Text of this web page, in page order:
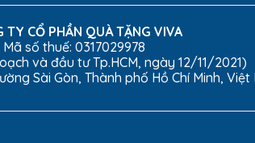
thường được sử dụng với công dụng
bè.
TY CỔ PHẦN QUÀ TẶNG VIVA
Mã số thuế: 0317029978
và đầu tư Tp.HCM, ngày 12/11/2021)
Sài Gòn, Thành phố Hồ Chí Minh, Việt